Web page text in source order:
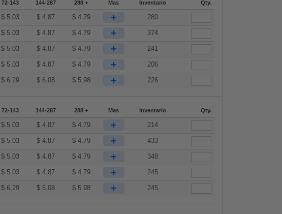
72-143 144-287 288 + Mas Inventario Qty.
$ 5.03 $ 4.87 $ 4.79 + 280
$ 5.03 $ 4.87 $ 4.79 + 374
$ 5.03 $ 4.87 $ 4.79 + 241
$ 5.03 $ 4.87 $ 4.79 + 206
$ 6.29 $ 6.08 $ 5.98 + 226
72-143 144-287 288 + Mas Inventario Qty.
$ 5.03 $ 4.87 $ 4.79 + 214
$ 5.03 $ 4.87 $ 4.79 + 433
$ 5.03 $ 4.87 $ 4.79 + 348
$ 5.03 $ 4.87 $ 4.79 + 245
$ 6.29 $ 6.08 $ 5.98 + 245